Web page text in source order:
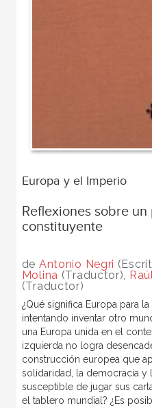
Europa y el Imperio
Reflexiones sobre un
constituyente
de Antonio Negri
Molina (Traductor),
(Traductor)
¿Qué significa Europa para
intentando inventar otro
una Europa unida en el
izquierda no logra
construcción europea que
solidaridad, la democracia y
susceptible de jugar sus
el tablero mundial? ¿Es